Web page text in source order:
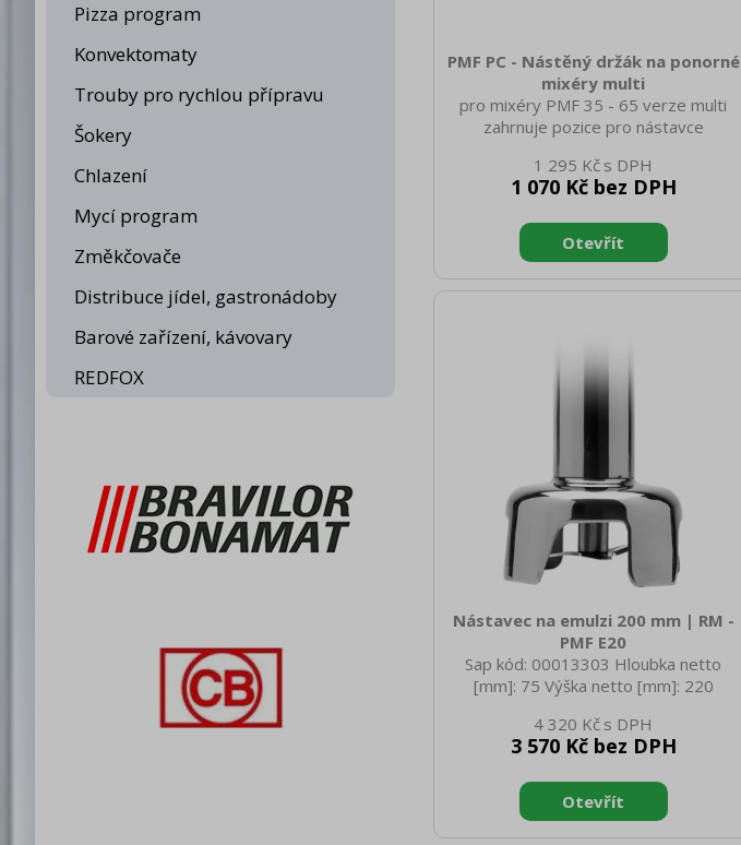
Pizza program
Konvektomaty
Trouby pro rychlou přípravu
Šokery
Chlazení
Mycí program
Změkčovače
Distribuce jídel, gastronádoby
Barové zařízení, kávovary
REDFOX
PMF PC - Nástěný držák na ponorné
mixéry multi
pro mixéry PMF 35 - 65 verze multi
zahrnuje pozice pro nástavce
1 295 Kč
1 070 Kč bez DPH
Nástavec na emulzi 200 mm | RM -
PMF E20
Sap kód: 00013303 Hloubka netto
[mm]: 75 Výška netto [mm]: 220
brutto [mm]: 125 Hmotnost brutto
[kg]: 0.60 Doplňující informace: pro
pro smíchání dvou samostatně se
nesměšujících kapalin
4 320 Kč
3 570 Kč bez DPH